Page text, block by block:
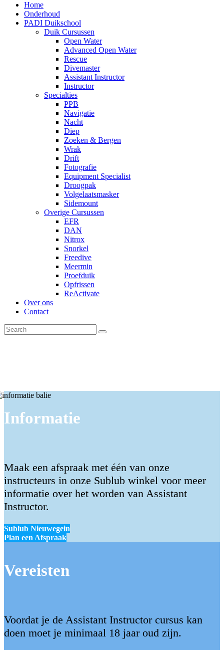
Home
Onderhoud
PADI Duikschool
Duik Cursussen
Open Water
Advanced Open Water
Rescue
Divemaster
Assistant Instructor
Instructor
Specialties
PPB
Navigatie
Nacht
Diep
Zoeken & Bergen
Wrak
Drift
Fotografie
Equipment Specialist
Droogpak
Volgelaatsmasker
Sidemount
Overige Cursussen
EFR
DAN
Nitrox
Snorkel
Freedive
Meermin
Proefduik
Opfrissen
ReActivate
Over ons
Contact
Informatie
Maak een afspraak met één van onze
instructeurs in onze Sublub winkel voor meer
informatie over het worden van Assistant
Instructor.
Sublub Nieuwegein
Plan een Afspraak
Vereisten
Voordat je de Assistant Instructor cursus kan
doen moet je minimaal 18 jaar oud zijn.